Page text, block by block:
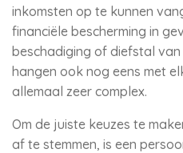
inkomsten op te kunnen
financiële bescherming in
beschadiging of diefstal van
hangen ook nog eens met
allemaal zeer complex.
Om de juiste keuzes te
af te stemmen, is een